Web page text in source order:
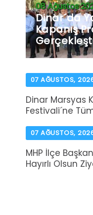
08 Ağustos
Dinar´da
Kapanış
07 AĞUSTOS,
Dinar Marsyas
Festivali´ne
07 AĞUSTOS,
MHP İlçe
Hayırlı Olsun